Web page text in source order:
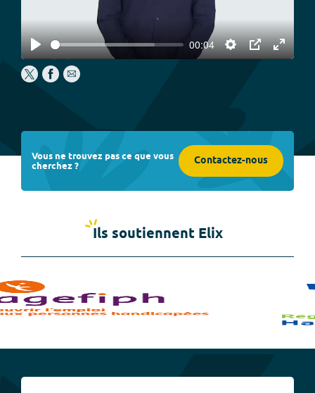
Play
00:04
Settings
PIP
Enter
Vous ne trouvez pas ce que vous
cherchez ? Contactez-nous
Ils soutiennent Elix